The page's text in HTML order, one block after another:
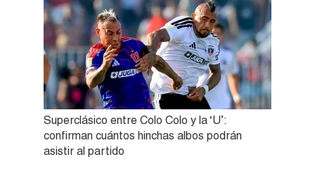
Superclásico entre Colo Colo y la ‘U’:
confirman cuántos hinchas albos podrán
asistir al partido